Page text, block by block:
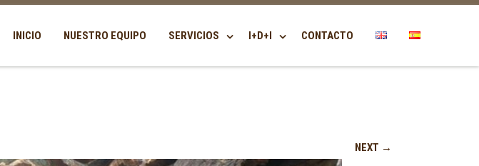
INICIO NUESTRO EQUIPO SERVICIOS I+D+I CONTACTO
NEXT →